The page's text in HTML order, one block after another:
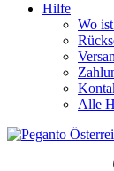
Hilfe
Wo
Alle